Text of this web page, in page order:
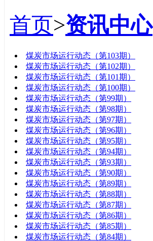
首页>资讯中心
煤炭市场运行动态（第103期）
煤炭市场运行动态（第102期）
煤炭市场运行动态（第101期）
煤炭市场运行动态（第100期）
煤炭市场运行动态（第99期）
煤炭市场运行动态（第98期）
煤炭市场运行动态（第97期）
煤炭市场运行动态（第96期）
煤炭市场运行动态（第95期）
煤炭市场运行动态（第94期）
煤炭市场运行动态（第93期）
煤炭市场运行动态（第90期）
煤炭市场运行动态（第89期）
煤炭市场运行动态（第88期）
煤炭市场运行动态（第87期）
煤炭市场运行动态（第86期）
煤炭市场运行动态（第85期）
煤炭市场运行动态（第84期）